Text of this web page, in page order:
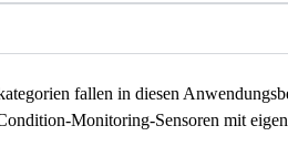
fallen in diesen
Monitoring-Sensoren mit